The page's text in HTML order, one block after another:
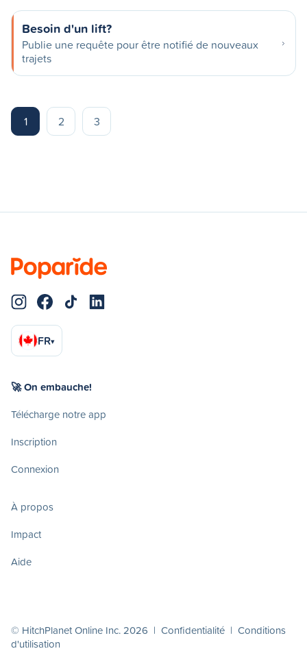
Besoin d'un lift?
Publie une requête pour être notifié de nouveaux
trajets
1 2 3
FR▾
🚀 On embauche!
Télécharge notre app
Inscription
Connexion
À propos
Impact
Aide
© HitchPlanet Online Inc. 2026 | Confidentialité | Conditions
d'utilisation